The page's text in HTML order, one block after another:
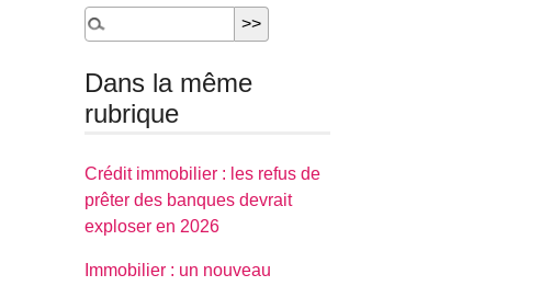
Dans la même
rubrique
Crédit immobilier : les refus de
prêter des banques devrait
exploser en 2026
Immobilier : un nouveau